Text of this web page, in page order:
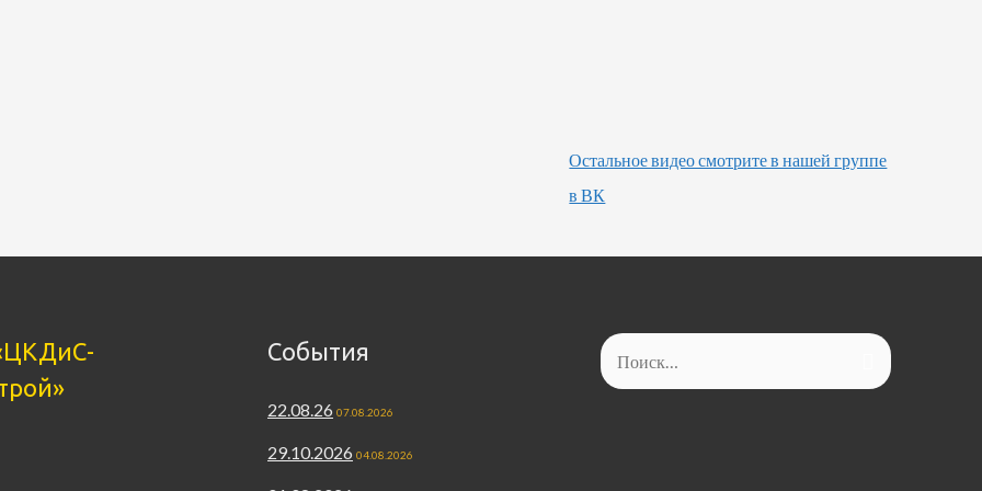
Остальное видео смотрите в нашей группе
в ВК
События
22.08.26 07.08.2026
29.10.2026 04.08.2026